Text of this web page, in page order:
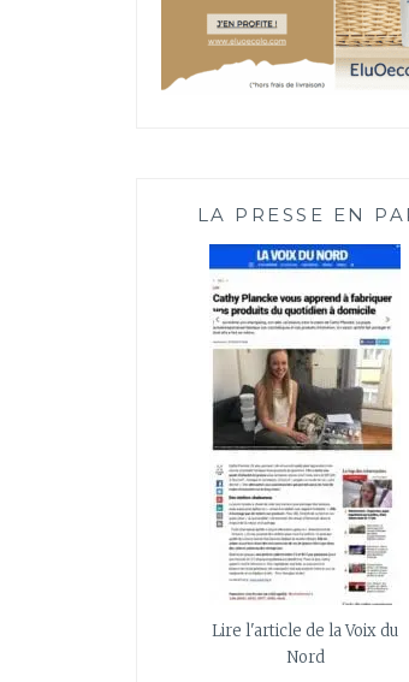
LA PRESSE EN
Lire l'article de la Voix du
Nord